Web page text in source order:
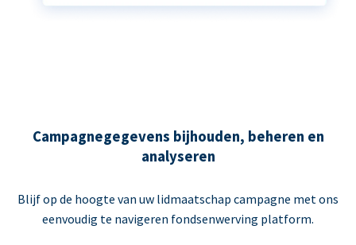
Campagnegegevens bijhouden, beheren en
analyseren
Blijf op de hoogte van uw lidmaatschap campagne met ons
eenvoudig te navigeren fondsenwerving platform.